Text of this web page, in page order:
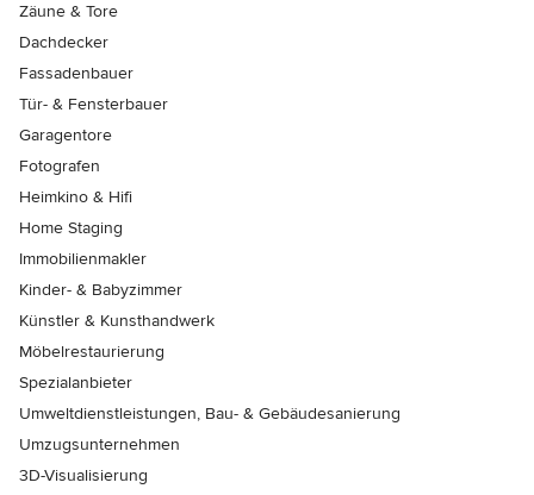
Zäune & Tore
Dachdecker
Fassadenbauer
Tür- & Fensterbauer
Garagentore
Fotografen
Heimkino & Hifi
Home Staging
Immobilienmakler
Kinder- & Babyzimmer
Künstler & Kunsthandwerk
Möbelrestaurierung
Spezialanbieter
Umweltdienstleistungen, Bau- & Gebäudesanierung
Umzugsunternehmen
3D-Visualisierung